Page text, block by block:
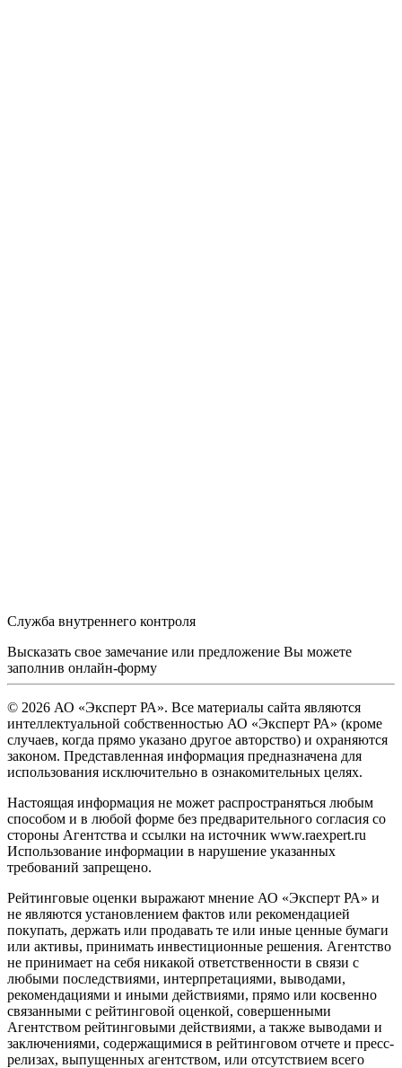
Служба внутреннего контроля
Высказать свое замечание или предложение Вы можете
заполнив онлайн-форму
© 2026 АО «Эксперт РА». Все материалы сайта являются
интеллектуальной собственностью АО «Эксперт РА» (кроме
случаев, когда прямо указано другое авторство) и охраняются
законом. Представленная информация предназначена для
использования исключительно в ознакомительных целях.
Настоящая информация не может распространяться любым
способом и в любой форме без предварительного согласия со
стороны Агентства и ссылки на источник www.raexpert.ru
Использование информации в нарушение указанных
требований запрещено.
Рейтинговые оценки выражают мнение АО «Эксперт РА» и
не являются установлением фактов или рекомендацией
покупать, держать или продавать те или иные ценные бумаги
или активы, принимать инвестиционные решения. Агентство
не принимает на себя никакой ответственности в связи с
любыми последствиями, интерпретациями, выводами,
рекомендациями и иными действиями, прямо или косвенно
связанными с рейтинговой оценкой, совершенными
Агентством рейтинговыми действиями, а также выводами и
заключениями, содержащимися в рейтинговом отчете и пресс-
релизах, выпущенных агентством, или отсутствием всего